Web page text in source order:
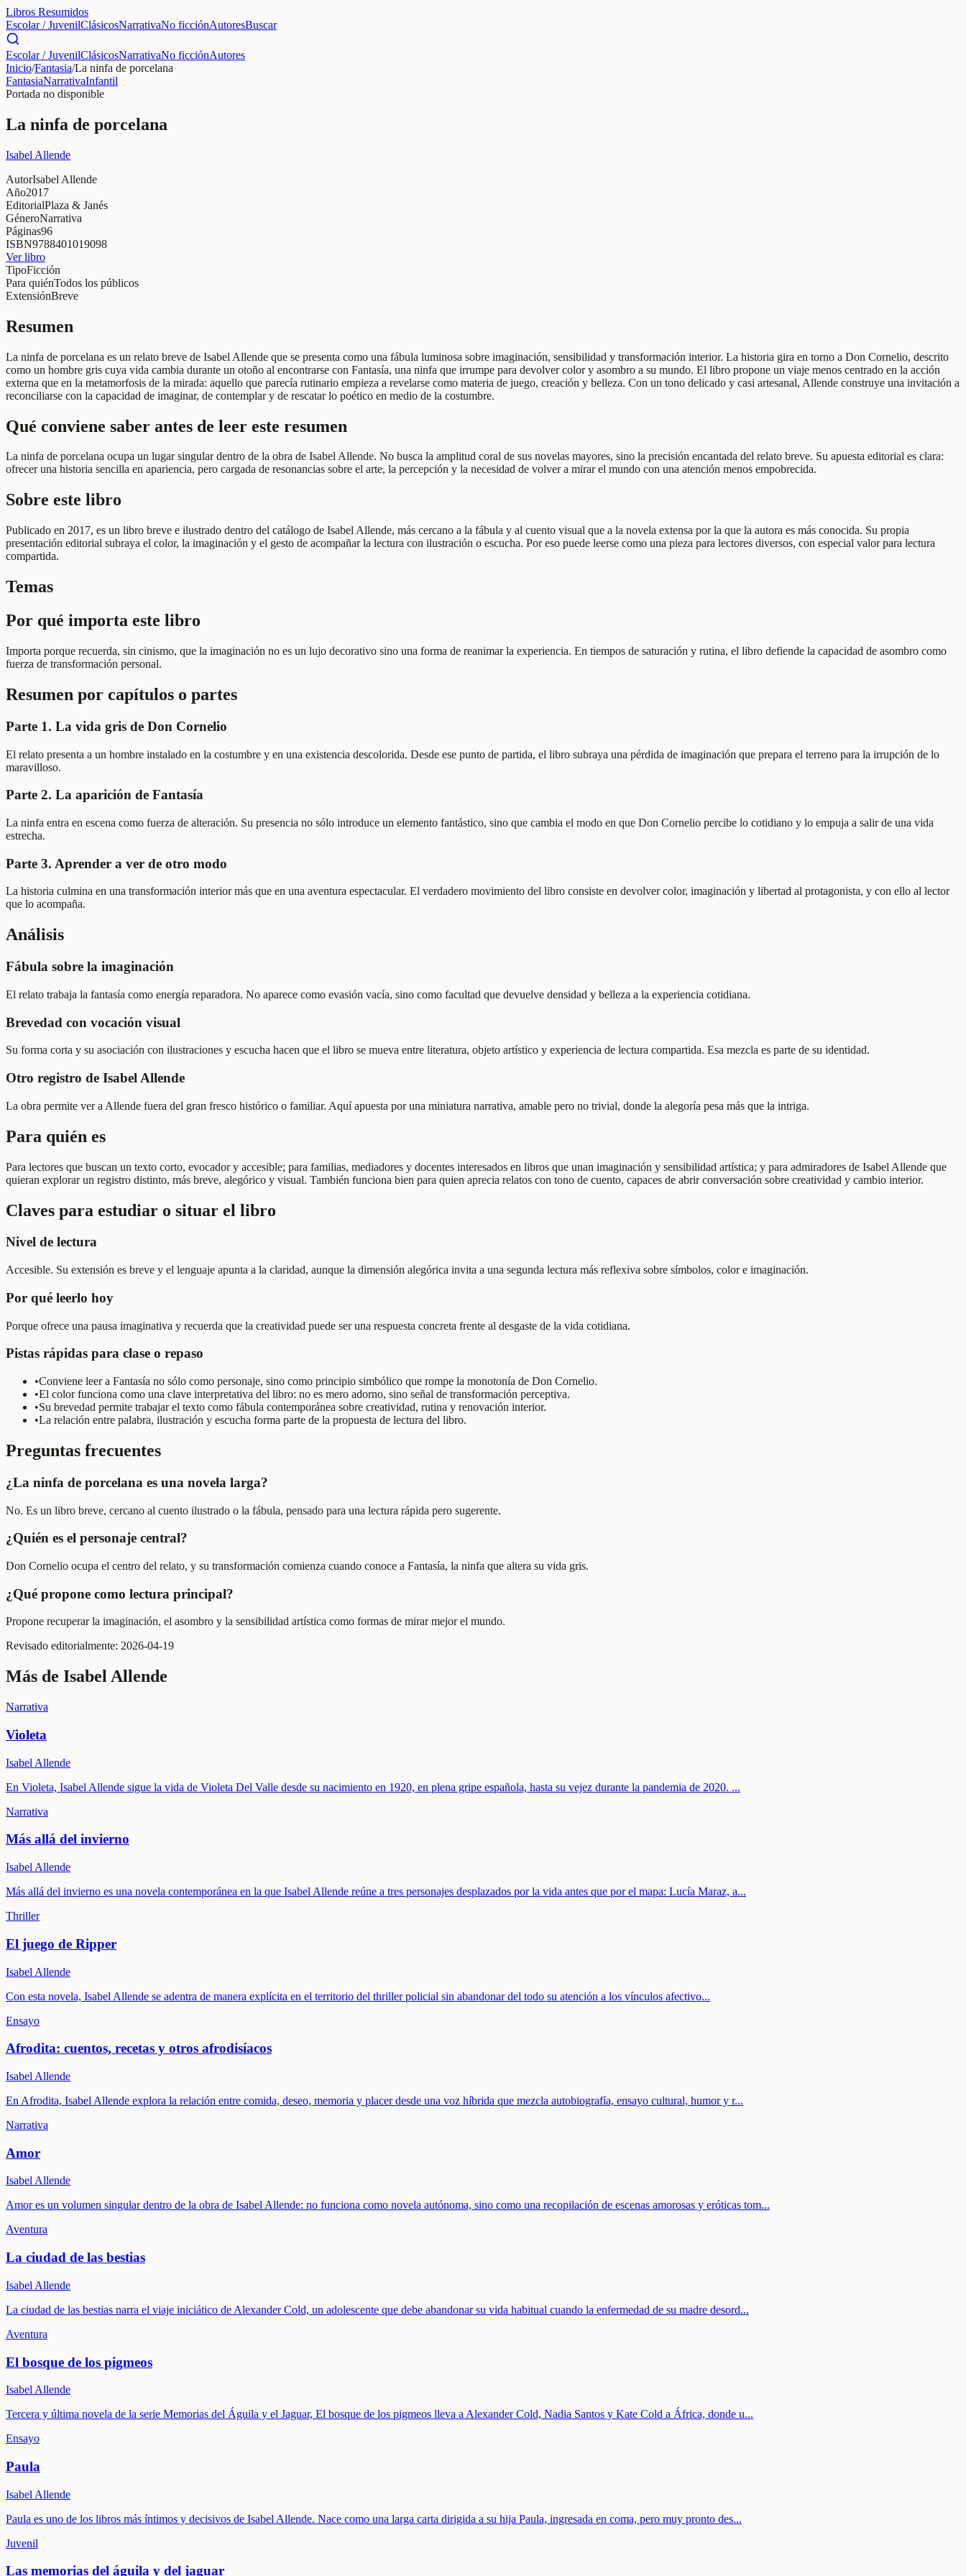
Libros Resumidos
Escolar / JuvenilClásicosNarrativaNo ficciónAutoresBuscar
Escolar / JuvenilClásicosNarrativaNo ficciónAutores
Inicio/Fantasia/La ninfa de porcelana
FantasiaNarrativaInfantil
Portada no disponible
La ninfa de porcelana
Isabel Allende
AutorIsabel Allende
Año2017
EditorialPlaza & Janés
GéneroNarrativa
Páginas96
ISBN9788401019098
Ver libro
TipoFicción
Para quiénTodos los públicos
ExtensiónBreve
Resumen
La ninfa de porcelana es un relato breve de Isabel Allende que se presenta como una fábula luminosa sobre imaginación, sensibilidad y transformación interior. La historia gira en torno a Don Cornelio, descrito
como un hombre gris cuya vida cambia durante un otoño al encontrarse con Fantasía, una ninfa que irrumpe para devolver color y asombro a su mundo. El libro propone un viaje menos centrado en la acción
externa que en la metamorfosis de la mirada: aquello que parecía rutinario empieza a revelarse como materia de juego, creación y belleza. Con un tono delicado y casi artesanal, Allende construye una invitación a
reconciliarse con la capacidad de imaginar, de contemplar y de rescatar lo poético en medio de la costumbre.
Qué conviene saber antes de leer este resumen
La ninfa de porcelana ocupa un lugar singular dentro de la obra de Isabel Allende. No busca la amplitud coral de sus novelas mayores, sino la precisión encantada del relato breve. Su apuesta editorial es clara:
ofrecer una historia sencilla en apariencia, pero cargada de resonancias sobre el arte, la percepción y la necesidad de volver a mirar el mundo con una atención menos empobrecida.
Sobre este libro
Publicado en 2017, es un libro breve e ilustrado dentro del catálogo de Isabel Allende, más cercano a la fábula y al cuento visual que a la novela extensa por la que la autora es más conocida. Su propia
presentación editorial subraya el color, la imaginación y el gesto de acompañar la lectura con ilustración o escucha. Por eso puede leerse como una pieza para lectores diversos, con especial valor para lectura
compartida.
Temas
Por qué importa este libro
Importa porque recuerda, sin cinismo, que la imaginación no es un lujo decorativo sino una forma de reanimar la experiencia. En tiempos de saturación y rutina, el libro defiende la capacidad de asombro como
fuerza de transformación personal.
Resumen por capítulos o partes
Parte 1. La vida gris de Don Cornelio
El relato presenta a un hombre instalado en la costumbre y en una existencia descolorida. Desde ese punto de partida, el libro subraya una pérdida de imaginación que prepara el terreno para la irrupción de lo
maravilloso.
Parte 2. La aparición de Fantasía
La ninfa entra en escena como fuerza de alteración. Su presencia no sólo introduce un elemento fantástico, sino que cambia el modo en que Don Cornelio percibe lo cotidiano y lo empuja a salir de una vida
estrecha.
Parte 3. Aprender a ver de otro modo
La historia culmina en una transformación interior más que en una aventura espectacular. El verdadero movimiento del libro consiste en devolver color, imaginación y libertad al protagonista, y con ello al lector
que lo acompaña.
Análisis
Fábula sobre la imaginación
El relato trabaja la fantasía como energía reparadora. No aparece como evasión vacía, sino como facultad que devuelve densidad y belleza a la experiencia cotidiana.
Brevedad con vocación visual
Su forma corta y su asociación con ilustraciones y escucha hacen que el libro se mueva entre literatura, objeto artístico y experiencia de lectura compartida. Esa mezcla es parte de su identidad.
Otro registro de Isabel Allende
La obra permite ver a Allende fuera del gran fresco histórico o familiar. Aquí apuesta por una miniatura narrativa, amable pero no trivial, donde la alegoría pesa más que la intriga.
Para quién es
Para lectores que buscan un texto corto, evocador y accesible; para familias, mediadores y docentes interesados en libros que unan imaginación y sensibilidad artística; y para admiradores de Isabel Allende que
quieran explorar un registro distinto, más breve, alegórico y visual. También funciona bien para quien aprecia relatos con tono de cuento, capaces de abrir conversación sobre creatividad y cambio interior.
Claves para estudiar o situar el libro
Nivel de lectura
Accesible. Su extensión es breve y el lenguaje apunta a la claridad, aunque la dimensión alegórica invita a una segunda lectura más reflexiva sobre símbolos, color e imaginación.
Por qué leerlo hoy
Porque ofrece una pausa imaginativa y recuerda que la creatividad puede ser una respuesta concreta frente al desgaste de la vida cotidiana.
Pistas rápidas para clase o repaso
•Conviene leer a Fantasía no sólo como personaje, sino como principio simbólico que rompe la monotonía de Don Cornelio.
•El color funciona como una clave interpretativa del libro: no es mero adorno, sino señal de transformación perceptiva.
•Su brevedad permite trabajar el texto como fábula contemporánea sobre creatividad, rutina y renovación interior.
•La relación entre palabra, ilustración y escucha forma parte de la propuesta de lectura del libro.
Preguntas frecuentes
¿La ninfa de porcelana es una novela larga?
No. Es un libro breve, cercano al cuento ilustrado o la fábula, pensado para una lectura rápida pero sugerente.
¿Quién es el personaje central?
Don Cornelio ocupa el centro del relato, y su transformación comienza cuando conoce a Fantasía, la ninfa que altera su vida gris.
¿Qué propone como lectura principal?
Propone recuperar la imaginación, el asombro y la sensibilidad artística como formas de mirar mejor el mundo.
Revisado editorialmente: 2026-04-19
Más de Isabel Allende
Narrativa
Violeta
Isabel Allende
En Violeta, Isabel Allende sigue la vida de Violeta Del Valle desde su nacimiento en 1920, en plena gripe española, hasta su vejez durante la pandemia de 2020. ...
Narrativa
Más allá del invierno
Isabel Allende
Más allá del invierno es una novela contemporánea en la que Isabel Allende reúne a tres personajes desplazados por la vida antes que por el mapa: Lucía Maraz, a...
Thriller
El juego de Ripper
Isabel Allende
Con esta novela, Isabel Allende se adentra de manera explícita en el territorio del thriller policial sin abandonar del todo su atención a los vínculos afectivo...
Ensayo
Afrodita: cuentos, recetas y otros afrodisíacos
Isabel Allende
En Afrodita, Isabel Allende explora la relación entre comida, deseo, memoria y placer desde una voz híbrida que mezcla autobiografía, ensayo cultural, humor y r...
Narrativa
Amor
Isabel Allende
Amor es un volumen singular dentro de la obra de Isabel Allende: no funciona como novela autónoma, sino como una recopilación de escenas amorosas y eróticas tom...
Aventura
La ciudad de las bestias
Isabel Allende
La ciudad de las bestias narra el viaje iniciático de Alexander Cold, un adolescente que debe abandonar su vida habitual cuando la enfermedad de su madre desord...
Aventura
El bosque de los pigmeos
Isabel Allende
Tercera y última novela de la serie Memorias del Águila y el Jaguar, El bosque de los pigmeos lleva a Alexander Cold, Nadia Santos y Kate Cold a África, donde u...
Ensayo
Paula
Isabel Allende
Paula es uno de los libros más íntimos y decisivos de Isabel Allende. Nace como una larga carta dirigida a su hija Paula, ingresada en coma, pero muy pronto des...
Juvenil
Las memorias del águila y del jaguar